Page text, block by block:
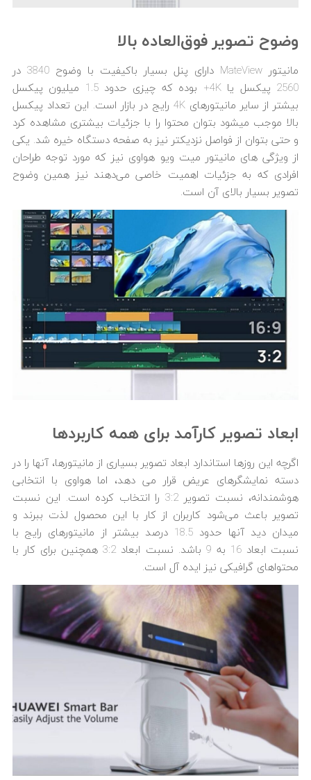
وضوح تصویر فوق‌العاده بالا
مانیتور MateView دارای پنل بسیار باکیفیت با وضوح 3840 در
2560 پیکسل یا 4K+ بوده که چیزی حدود 1.5 میلیون پیکسل
بیشتر از سایر مانیتورهای 4K رایج در بازار است. این تعداد پیکسل
بالا موجب می‎شود بتوان محتوا را با جزئیات بیشتری مشاهده کرد
و حتی بتوان از فواصل نزدیک‎تر نیز به صفحه دستگاه خیره شد. یکی
از ویژگی های مانیتور میت ویو هواوی نیز که مورد توجه طراحان
افرادی که به جزئیات اهمیت خاصی می‌دهند نیز همین وضوح
تصویر بسیار بالای آن است.
ابعاد تصویر کارآمد برای همه کاربردها
اگرچه این روزها استاندارد ابعاد تصویر بسیاری از مانیتورها، آنها را در
دسته نمایشگرهای عریض قرار می ‎دهد، اما هواوی با انتخابی
هوشمندانه، نسبت تصویر 3:2 را انتخاب کرده است. این نسبت
تصویر باعث می‌شود کاربران از کار با این محصول لذت ببرند و
میدان دید آنها حدود 18.5 درصد بیشتر از مانیتورهای رایج با
نسبت ابعاد 16 به 9 باشد. نسبت ابعاد 3:2 همچنین برای کار با
محتواهای گرافیکی نیز ایده آل است.